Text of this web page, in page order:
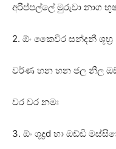
අරිප්පල්ලේ මුරුවා නාග
2. ඕං කෛවීර සන්දනී ශූභ්‍ර
වර්ණ හන හන ජල නීල
වර වර නමඃ
3. ඕං ශූද්‍රd හා ඔඩ්ඩි